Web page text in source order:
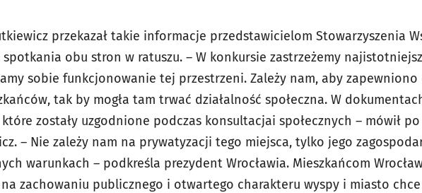
przekazał takie informacje przedstawicielom Stowarzyszenia
spotkania obu stron w ratuszu. – W konkursie zastrzeżemy
sobie funkcjonowanie tej przestrzeni. Zależy nam, aby
tak by mogła tam trwać działalność społeczna. W
które zostały uzgodnione podczas konsultacjai społecznych – mówił
– Nie zależy nam na prywatyzacji tego miejsca, tylko jego
warunkach – podkreśla prezydent Wrocławia. Mieszkańcom
zachowaniu publicznego i otwartego charakteru wyspy i miasto